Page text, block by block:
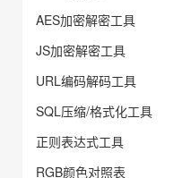
AES加密解密工具
JS加密解密工具
URL编码解码工具
SQL压缩/格式化工具
正则表达式工具
RGB颜色对照表